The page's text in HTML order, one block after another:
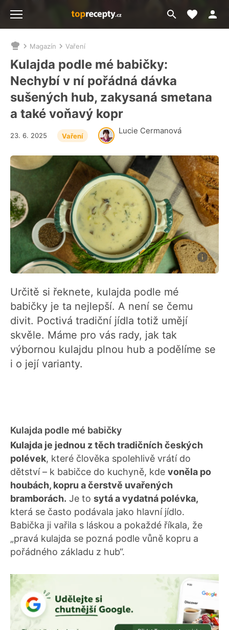
Přejít
na
Moje
Nacházíte
se
zde:
Magazín Vaření
Kulajda podle mé babičky:
Nechybí v ní pořádná dávka
sušených hub, zakysaná smetana
a také voňavý kopr
Lucie Cermanová
23. 6. 2025 Vaření
Určitě si řeknete, kulajda podle mé
babičky je ta nejlepší. A není se čemu
divit. Poctivá tradiční jídla totiž umějí
skvěle. Máme pro vás rady, jak tak
výbornou kulajdu plnou hub a podělíme se
i o její varianty.
Kulajda podle mé babičky
Kulajda je jednou z těch tradičních českých
polévek, které člověka spolehlivě vrátí do
dětství – k babičce do kuchyně, kde voněla po
houbách, kopru a čerstvě uvařených
bramborách. Je to sytá a vydatná polévka,
která se často podávala jako hlavní jídlo.
Babička ji vařila s láskou a pokaždé říkala, že
„pravá kulajda se pozná podle vůně kopru a
pořádného základu z hub“.